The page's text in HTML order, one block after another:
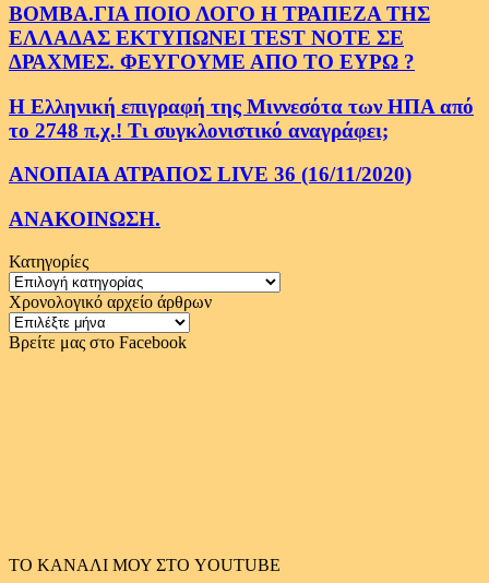
ΒΟΜΒΑ.ΓΙΑ ΠΟΙΟ ΛΟΓΟ Η ΤΡΑΠΕΖΑ ΤΗΣ
ΕΛΛΑΔΑΣ ΕΚΤΥΠΩΝΕΙ TEST NOTE ΣΕ
ΔΡΑΧΜΕΣ. ΦΕΥΓΟΥΜΕ ΑΠΟ ΤΟ ΕΥΡΩ ?
Η Ελληνική επιγραφή της Μιννεσότα των ΗΠΑ από
το 2748 π.χ.! Τι συγκλονιστικό αναγράφει;
ΑΝΟΠΑΙΑ ΑΤΡΑΠΟΣ LIVE 36 (16/11/2020)
ΑΝΑΚΟΙΝΩΣΗ.
Κατηγορίες
Κατηγορίες
Χρονολογικό αρχείο άρθρων
Χρονολογικό
αρχείο
Βρείτε μας στο Facebook
ΤΟ ΚΑΝΑΛΙ ΜΟΥ ΣΤΟ YOUTUBE